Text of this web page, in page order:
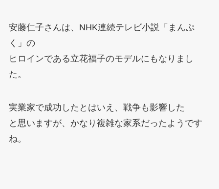
安藤仁子さんは、NHK連続テレビ小説「まんぷ
く」の
ヒロインである立花福子のモデルにもなりまし
た。
実業家で成功したとはいえ、戦争も影響した
と思いますが、かなり複雑な家系だったようです
ね。